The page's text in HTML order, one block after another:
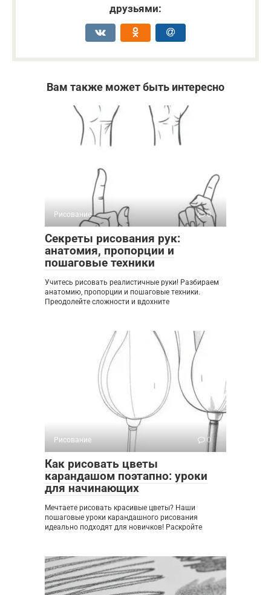
друзьями:
Вам также может быть интересно
Рисование 0
Секреты рисования рук:
анатомия, пропорции и
пошаговые техники
Учитесь рисовать реалистичные руки! Разбираем
анатомию, пропорции и пошаговые техники.
Преодолейте сложности и вдохните
Рисование 0
Как рисовать цветы
карандашом поэтапно: уроки
для начинающих
Мечтаете рисовать красивые цветы? Наши
пошаговые уроки карандашного рисования
идеально подходят для новичков! Раскройте